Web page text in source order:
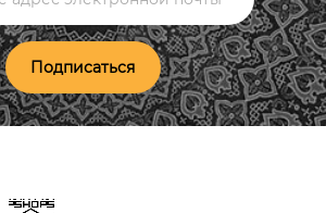
Подписаться